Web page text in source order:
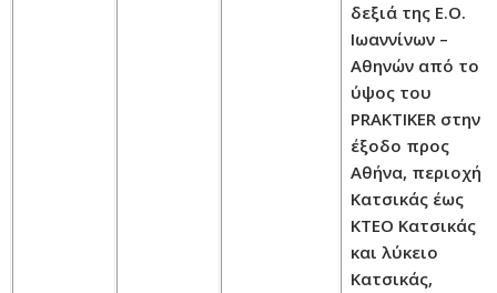
δεξιά της Ε.Ο.
Ιωαννίνων –
Αθηνών από το
ύψος του
PRAKTIKER στην
έξοδο προς
Αθήνα, περιοχή
Κατσικάς έως
ΚΤΕΟ Κατσικάς
και λύκειο
Κατσικάς,